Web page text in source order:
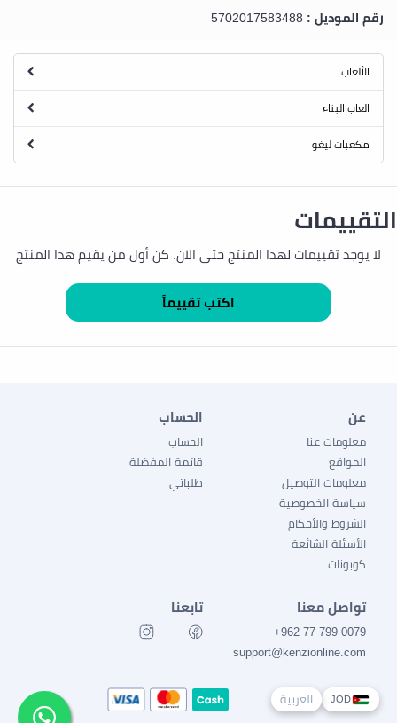
رقم الموديل : 5702017583488
الألعاب
العاب البناء
مكعبات ليغو
التقييمات
لا يوجد تقييمات لهذا المنتج حتى الآن. كن أول من يقيم هذا المنتج
عن
معلومات عنا
المواقع
معلومات التوصيل
سياسة الخصوصية
الشروط والأحكام
الأسئلة الشائعة
كوبونات
الحساب
الحساب
قائمة المفضلة
طلباتي
تواصل معنا
0079 799 77 962+
support@kenzionline.com
تابعنا
JOD العربية